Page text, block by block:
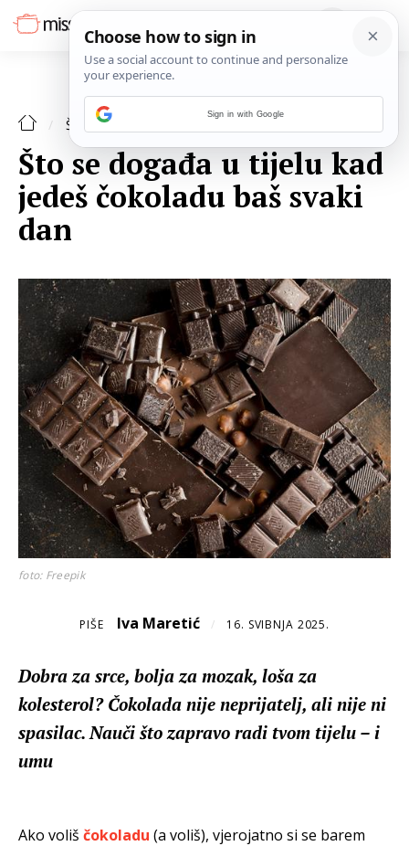
ŠPAJZA
Što se događa u tijelu kad
jedeš čokoladu baš svaki
dan
foto: Freepik
PIŠE Iva Maretić / 16. SVIBNJA 2025.
Dobra za srce, bolja za mozak, loša za
kolesterol? Čokolada nije neprijatelj, ali nije ni
spasilac. Nauči što zapravo radi tvom tijelu – i
umu
Ako voliš čokoladu (a voliš), vjerojatno si se barem
Sign in with Google